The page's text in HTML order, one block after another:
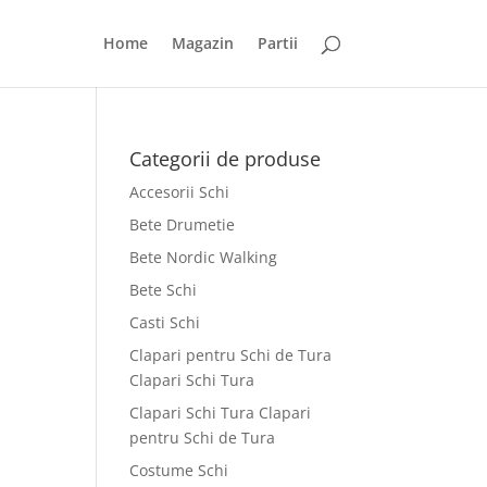
Home Magazin Partii
Categorii de produse
Accesorii Schi
Bete Drumetie
Bete Nordic Walking
Bete Schi
Casti Schi
Clapari pentru Schi de Tura
Clapari Schi Tura
Clapari Schi Tura Clapari
pentru Schi de Tura
Costume Schi